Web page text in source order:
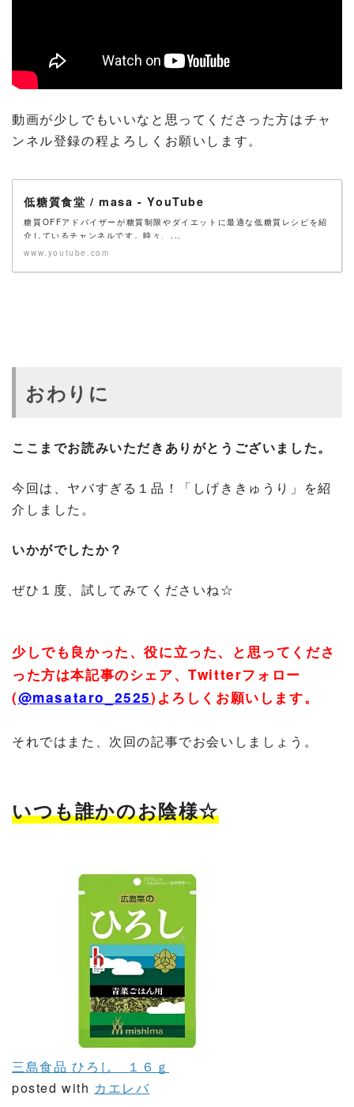
動画が少しでもいいなと思ってくださった方はチャ
ンネル登録の程よろしくお願いします。
低糖質食堂 / masa - YouTube
糖質OFFアドバイザーが糖質制限やダイエットに最適な低糖質レシピを紹
介しているチャンネルです。時々、...
www.youtube.com
おわりに
ここまでお読みいただきありがとうございました。
今回は、ヤバすぎる１品！「しげききゅうり」を紹
介しました。
いかがでしたか？
ぜひ１度、試してみてくださいね☆
少しでも良かった、役に立った、と思ってくださ
った方は本記事のシェア、Twitterフォロー
(@masataro_2525) よろしくお願いします。
それではまた、次回の記事でお会いしましょう。
いつも誰かのお陰様☆
三島食品 ひろし １６ｇ
posted with カエレバ